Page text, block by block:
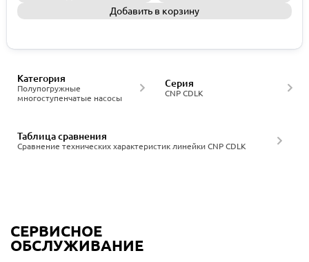
Добавить в корзину
Полупогружные
многоступенчатые насосы
Категория
CNP CDLK
Серия
Сравнение технических характеристик линейки CNP CDLK
Таблица сравнения
СЕРВИСНОЕ
ОБСЛУЖИВАНИЕ